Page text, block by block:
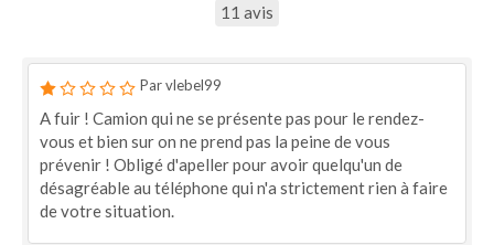
11 avis
Par vlebel99
A fuir ! Camion qui ne se présente pas pour le rendez-
vous et bien sur on ne prend pas la peine de vous
prévenir ! Obligé d'apeller pour avoir quelqu'un de
désagréable au téléphone qui n'a strictement rien à faire
de votre situation.